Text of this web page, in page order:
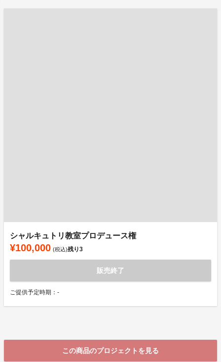
シャルキュトリ教室プロデュース権
¥100,000 (税込)残り3
販売終了
ご提供予定時期：-
この商品のプロジェクトを見る